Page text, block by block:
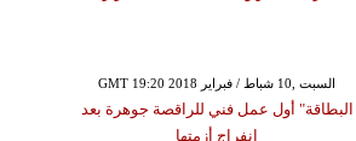
GMT 19:20 2018 السبت ,10 شباط / فبراير
البطاقة" أول عمل فني للراقصة جوهرة بعد
انفراج أزمتها